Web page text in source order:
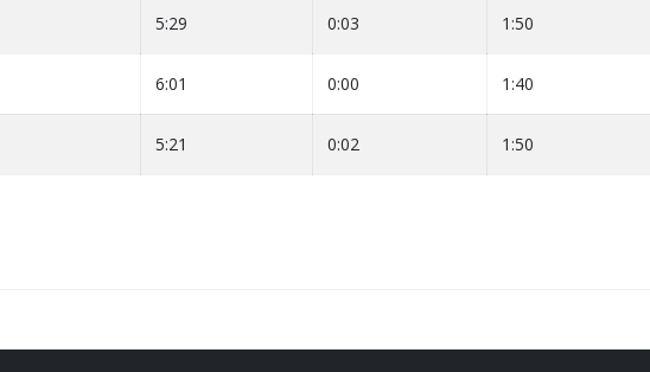
5:29 0:03 1:50
6:01 0:00 1:40
5:21 0:02 1:50